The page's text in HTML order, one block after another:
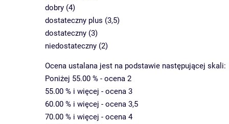
dobry (4)
dostateczny plus (3,5)
dostateczny (3)
niedostateczny (2)
Ocena ustalana jest na podstawie następującej skali:
Poniżej 55.00 % - ocena 2
55.00 % i więcej - ocena 3
60.00 % i więcej - ocena 3,5
70.00 % i więcej - ocena 4